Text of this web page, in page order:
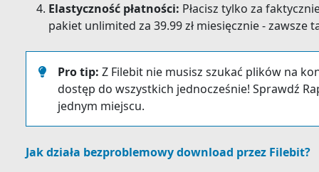
Elastyczność płatności: Płacisz tylko za
pakiet unlimited za 39.99 zł miesięcznie - zawsze
Pro tip: Z Filebit nie musisz szukać plików na
dostęp do wszystkich jednocześnie! Sprawdź
jednym miejscu.
Jak działa bezproblemowy download przez Filebit?